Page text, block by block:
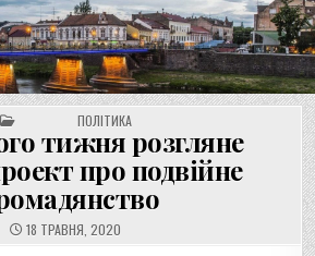
POSTED INПОЛІТИКА
тижня розгляне
про подвійне
18 ТРАВНЯ, 2020